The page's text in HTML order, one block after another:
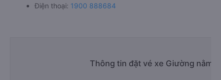
Điện thoại: 1900 888684
Thông tin đặt vé xe Giường nằm